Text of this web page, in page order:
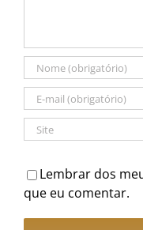
Lembrar dos
que eu comentar.